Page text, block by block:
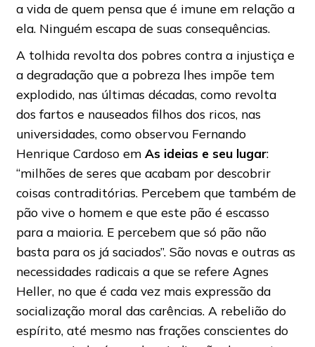
a vida de quem pensa que é imune em relação a
ela. Ninguém escapa de suas consequências.
A tolhida revolta dos pobres contra a injustiça e
a degradação que a pobreza lhes impõe tem
explodido, nas últimas décadas, como revolta
dos fartos e nauseados filhos dos ricos, nas
universidades, como observou Fernando
Henrique Cardoso em As ideias e seu lugar:
“milhões de seres que acabam por descobrir
coisas contraditórias. Percebem que também de
pão vive o homem e que este pão é escasso
para a maioria. E percebem que só pão não
basta para os já saciados”. São novas e outras as
necessidades radicais a que se refere Agnes
Heller, no que é cada vez mais expressão da
socialização moral das carências. A rebelião do
espírito, até mesmo nas frações conscientes do